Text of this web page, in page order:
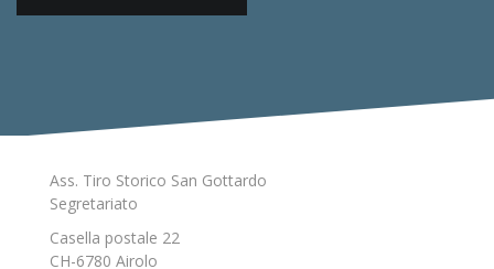
Ass. Tiro Storico San Gottardo
Segretariato
Casella postale 22
CH-6780 Airolo